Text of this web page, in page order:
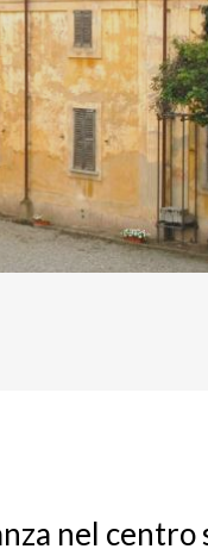
nel centro